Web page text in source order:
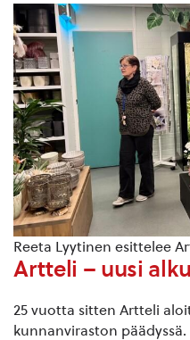
Reeta Lyytinen esittelee
Artteli – uusi
25 vuotta sitten Artteli
kunnanviraston